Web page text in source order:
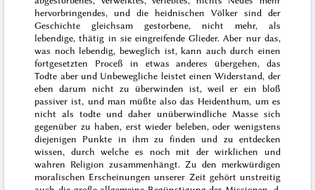
hervorbringendes, und die heidnischen Völker sind der
Geschichte gleichsam gestorbene, nicht mehr, als
lebendige, thätig in sie eingreifende Glieder. Aber nur das,
was noch lebendig, beweglich ist, kann auch durch einen
fortgesetzten Proceß in etwas anderes übergehen, das
Todte aber und Unbewegliche leistet einen Widerstand, der
eben darum nicht zu überwinden ist, weil er ein bloß
passiver ist, und man müßte also das Heidenthum, um es
nicht als todte und daher unüberwindliche Masse sich
gegenüber zu haben, erst wieder beleben, oder wenigstens
diejenigen Punkte in ihm zu finden und zu entdecken
wissen, durch welche es noch mit der wirklichen und
wahren Religion zusammenhängt. Zu den merkwürdigen
moralischen Erscheinungen unserer Zeit gehört unstreitig